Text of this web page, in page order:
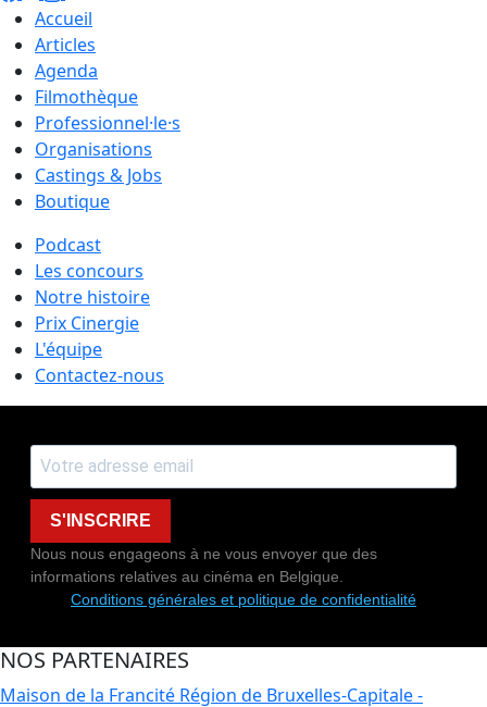
Accueil
Articles
Agenda
Filmothèque
Professionnel·le·s
Organisations
Castings & Jobs
Boutique
Podcast
Les concours
Notre histoire
Prix Cinergie
L'équipe
Contactez-nous
S'INSCRIRE
Nous nous engageons à ne vous envoyer que des
informations relatives au cinéma en Belgique.
Conditions générales et politique de confidentialité
NOS PARTENAIRES
Maison de la Francité Région de Bruxelles-Capitale -